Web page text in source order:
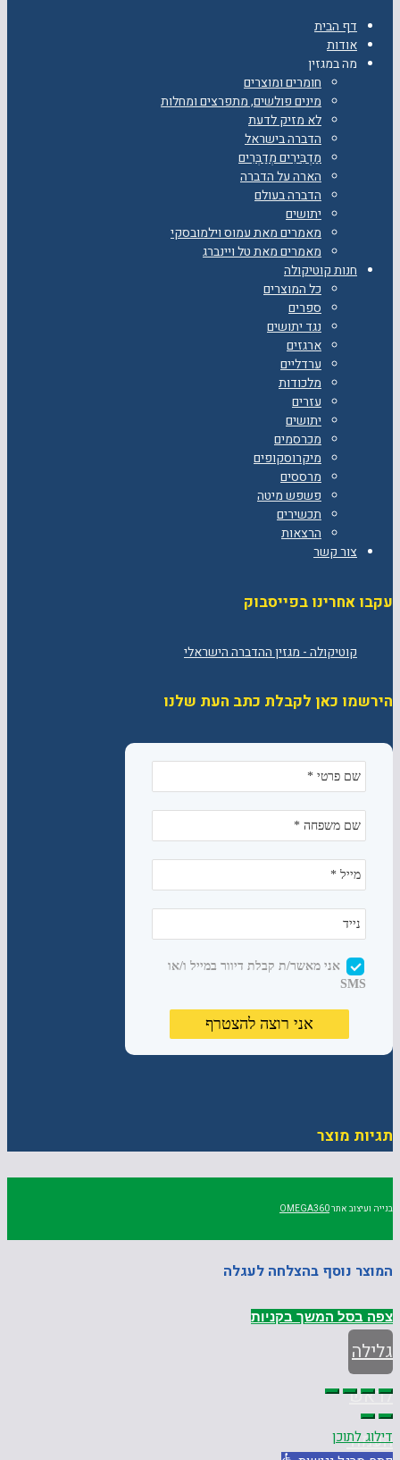
דף הבית
אודות
מה במגזין
חומרים ומוצרים
מינים פולשים, מתפרצים ומחלות
לא מזיק לדעת
הדברה בישראל
מַדְבִּירִים מְדַבְּרִים
הארה על הדברה
הדברה בעולם
יתושים
מאמרים מאת עמוס וילמובסקי
מאמרים מאת טל ויינברג
חנות קוטיקולה
כל המוצרים
ספרים
נגד יתושים
ארגזים
ערדליים
מלכודות
עזרים
יתושים
מכרסמים
מיקרוסקופים
מרססים
פשפש מיטה
תכשירים
הרצאות
צור קשר
עקבו אחרינו בפייסבוק
הירשמו כאן לקבלת כתב העת שלנו
תגיות מוצר
בנייה ועיצוב אתרOMEGA360
המוצר נוסף בהצלחה לעגלה
צפה בסל המשך בקניות
גלילה
לראש
העמוד
דילוג לתוכן